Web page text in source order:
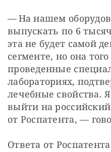
— На нашем
выпускать по 6
эта не будет самой
сегменте, но она
проведенные
лабораториях,
лечебные свойства.
выйти на
от Роспатента, —
Ответа от